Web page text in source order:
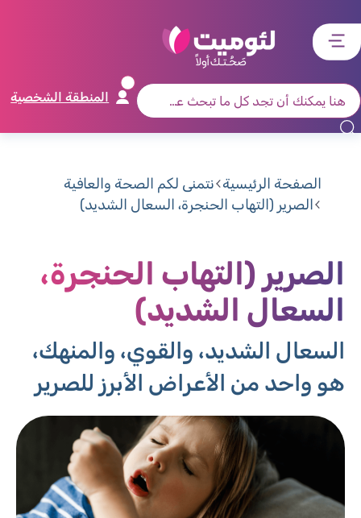
דלג
לתפריט
דלג
לרכיב
דלג
לתוכן
דלג
לאזור
תחתון
المنطقة الشخصية
الصفحة الرئيسية نتمنى لكم الصحة والعافية
الصرير (التهاب الحنجرة، السعال الشديد)
الصرير (التهاب الحنجرة،
السعال الشديد)
السعال الشديد، والقوي، والمنهك،
هو واحد من الأعراض الأبرز للصرير